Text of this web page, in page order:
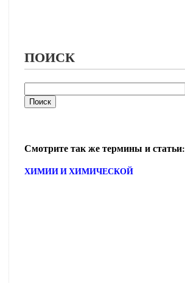
ПОИСК
Смотрите так же термины и статьи:
ХИМИИ И ХИМИЧЕСКОЙ